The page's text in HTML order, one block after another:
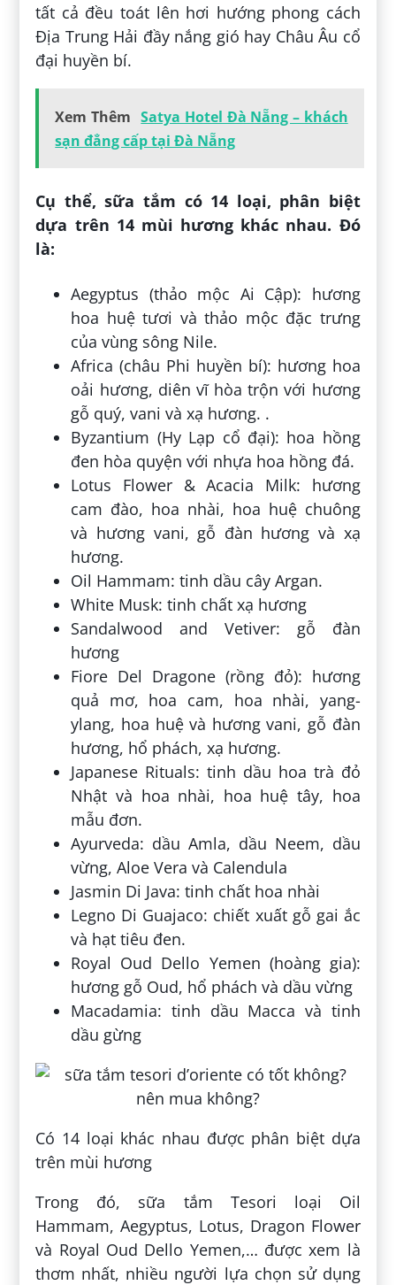
tất cả đều toát lên hơi hướng phong cách
Địa Trung Hải đầy nắng gió hay Châu Âu cổ
đại huyền bí.
Xem Thêm Satya Hotel Đà Nẵng – khách
sạn đẳng cấp tại Đà Nẵng
Cụ thể, sữa tắm có 14 loại, phân biệt
dựa trên 14 mùi hương khác nhau. Đó
là:
Aegyptus (thảo mộc Ai Cập): hương
hoa huệ tươi và thảo mộc đặc trưng
của vùng sông Nile.
Africa (châu Phi huyền bí): hương hoa
oải hương, diên vĩ hòa trộn với hương
gỗ quý, vani và xạ hương. .
Byzantium (Hy Lạp cổ đại): hoa hồng
đen hòa quyện với nhựa hoa hồng đá.
Lotus Flower & Acacia Milk: hương
cam đào, hoa nhài, hoa huệ chuông
và hương vani, gỗ đàn hương và xạ
hương.
Oil Hammam: tinh dầu cây Argan.
White Musk: tinh chất xạ hương
Sandalwood and Vetiver: gỗ đàn
hương
Fiore Del Dragone (rồng đỏ): hương
quả mơ, hoa cam, hoa nhài, yang-
ylang, hoa huệ và hương vani, gỗ đàn
hương, hổ phách, xạ hương.
Japanese Rituals: tinh dầu hoa trà đỏ
Nhật và hoa nhài, hoa huệ tây, hoa
mẫu đơn.
Ayurveda: dầu Amla, dầu Neem, dầu
vừng, Aloe Vera và Calendula
Jasmin Di Java: tinh chất hoa nhài
Legno Di Guajaco: chiết xuất gỗ gai ắc
và hạt tiêu đen.
Royal Oud Dello Yemen (hoàng gia):
hương gỗ Oud, hổ phách và dầu vừng
Macadamia: tinh dầu Macca và tinh
dầu gừng
Có 14 loại khác nhau được phân biệt dựa
trên mùi hương
Trong đó, sữa tắm Tesori loại Oil
Hammam, Aegyptus, Lotus, Dragon Flower
và Royal Oud Dello Yemen,… được xem là
thơm nhất, nhiều người lựa chọn sử dụng